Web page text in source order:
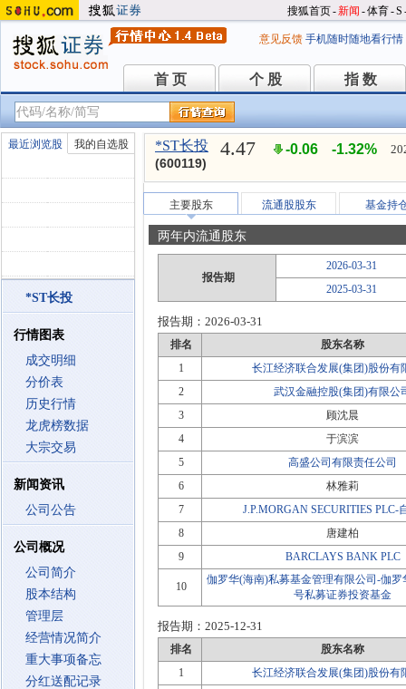
搜狐首页-新闻 -体育-S
意见反馈 手机随时随地看行情
首 页
首 页 个 股
个 股 指 数
指 数
最近浏览股 我的自选股
*ST长投
行情图表
成交明细
分价表
历史行情
龙虎榜数据
大宗交易
新闻资讯
公司公告
公司概况
公司简介
股本结构
管理层
经营情况简介
重大事项备忘
分红送配记录
*ST长投
(600119)
4.47 -0.06 -1.32%
主要股东 流通股股东 基金持
两年内流通股东
报告期
2026-03-31
2025-03-31
报告期： 2026-03-31
排名
股东名称
1
长江经济联合发展(集团)股份有
2
武汉金融控股(集团)有限公
3
顾沈晨
4
于滨滨
5
高盛公司有限责任公司
6
林雅莉
7
J.P.MORGAN SECURITIES PLC-
8
唐建柏
9
BARCLAYS BANK PLC
10
伽罗华(海南)私募基金管理有限公司-伽罗
号私募证券投资基金
报告期： 2025-12-31
排名
股东名称
1
长江经济联合发展(集团)股份有